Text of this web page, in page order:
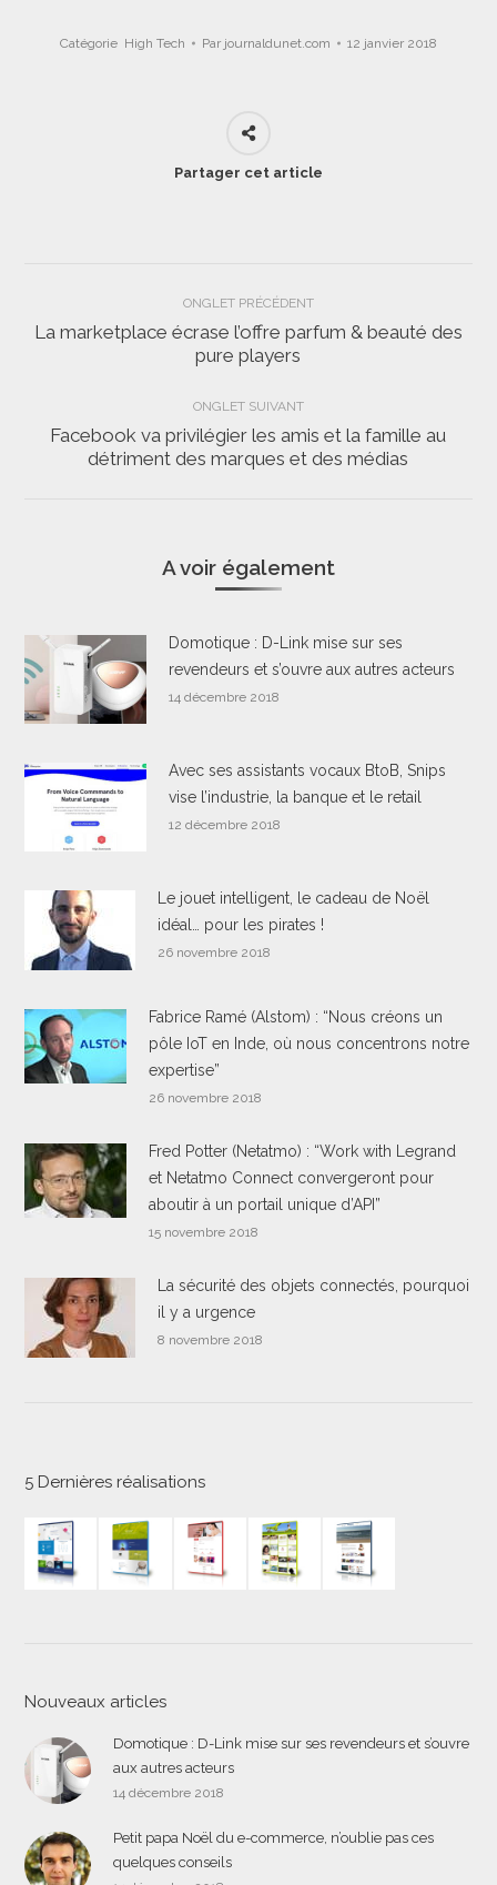
Catégorie High Tech Par journaldunet.com 12 janvier 2018
Partager cet article
Navigation
de
commentaire
ONGLET PRÉCÉDENT
Onglet
précédent
La marketplace écrase l’offre parfum & beauté des
pure players
ONGLET SUIVANT
Onglet
suivant
Facebook va privilégier les amis et la famille au
détriment des marques et des médias
A voir également
Domotique : D-Link mise sur ses
revendeurs et s’ouvre aux autres acteurs
14 décembre 2018
Avec ses assistants vocaux BtoB, Snips
vise l’industrie, la banque et le retail
12 décembre 2018
Le jouet intelligent, le cadeau de Noël
idéal… pour les pirates !
26 novembre 2018
Fabrice Ramé (Alstom) : “Nous créons un
pôle IoT en Inde, où nous concentrons notre
expertise”
26 novembre 2018
Fred Potter (Netatmo) : “Work with Legrand
et Netatmo Connect convergeront pour
aboutir à un portail unique d’API”
15 novembre 2018
La sécurité des objets connectés, pourquoi
il y a urgence
8 novembre 2018
5 Dernières réalisations
Nouveaux articles
Domotique : D-Link mise sur ses revendeurs et s’ouvre
aux autres acteurs
14 décembre 2018
Petit papa Noël du e-commerce, n’oublie pas ces
quelques conseils